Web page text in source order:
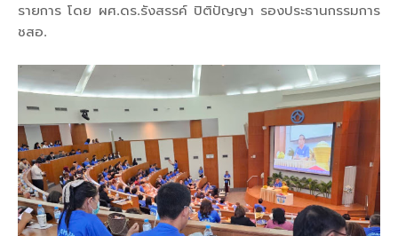
รายการ โดย ผศ.ดร.รังสรรค์ ปิติปัญญา รองประธานกรรมการ
ชสอ.